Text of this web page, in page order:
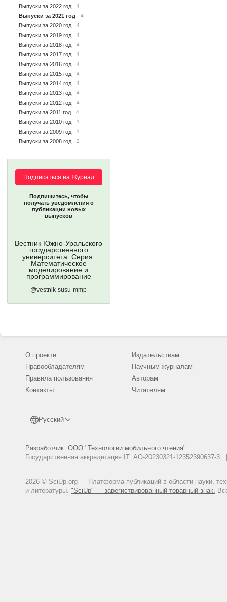
Выпуски за 2022 год 4
Выпуски за 2021 год 4
Выпуски за 2020 год 4
Выпуски за 2019 год 4
Выпуски за 2018 год 4
Выпуски за 2017 год 4
Выпуски за 2016 год 4
Выпуски за 2015 год 4
Выпуски за 2014 год 4
Выпуски за 2013 год 4
Выпуски за 2012 год 4
Выпуски за 2011 год 4
Выпуски за 2010 год 1
Выпуски за 2009 год 1
Выпуски за 2008 год 2
Подписаться на Журнал
Подпишитесь, чтобы
получать уведомления о
публикации новых
выпусков
Вестник Южно-Уральского
государственного
университета. Серия:
Математическое
моделирование и
программирование
@vestnik-susu-mmp
О проекте
Правообладателям
Правила пользования
Контакты
Русский
Разработчик: ООО "Технологии мобильного чтения"
Государственная аккредитация IT: АО-20230321-
2026 © SciUp.org — Платформа публикаций в области науки,
и литературы. "SciUp" — зарегистрированный товарный знак.
Издательствам
Научным журналам
Авторам
Читателям